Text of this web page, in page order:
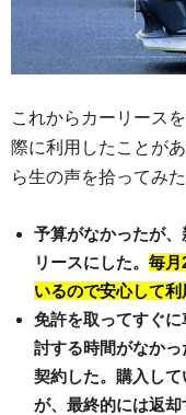
これからカーリース
際に利用したことが
ら生の声を拾ってみた
予算がなかったが
リースにした。 毎月
いるので安心して利
免許を取ってすぐ
討する時間がなか
契約した。購入し
が、最終的には返